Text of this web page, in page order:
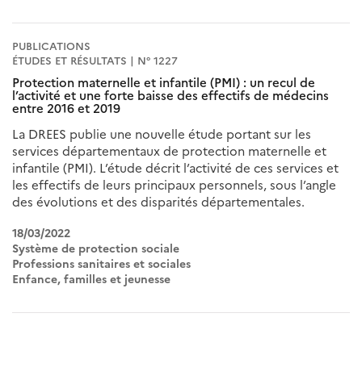
PUBLICATIONS
ÉTUDES ET RÉSULTATS | N° 1227
Protection maternelle et infantile (PMI) : un recul de
l’activité et une forte baisse des effectifs de médecins
entre 2016 et 2019
La DREES publie une nouvelle étude portant sur les
services départementaux de protection maternelle et
infantile (PMI). L’étude décrit l’activité de ces services et
les effectifs de leurs principaux personnels, sous l’angle
des évolutions et des disparités départementales.
18/03/2022
Système de protection sociale
Professions sanitaires et sociales
Enfance, familles et jeunesse